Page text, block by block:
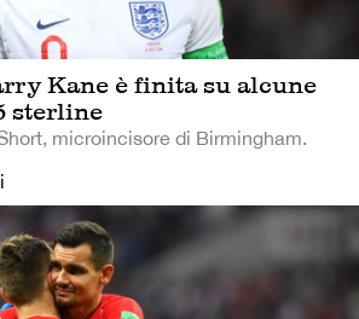
Kane è finita su alcune
sterline
microincisore di Birmingham.